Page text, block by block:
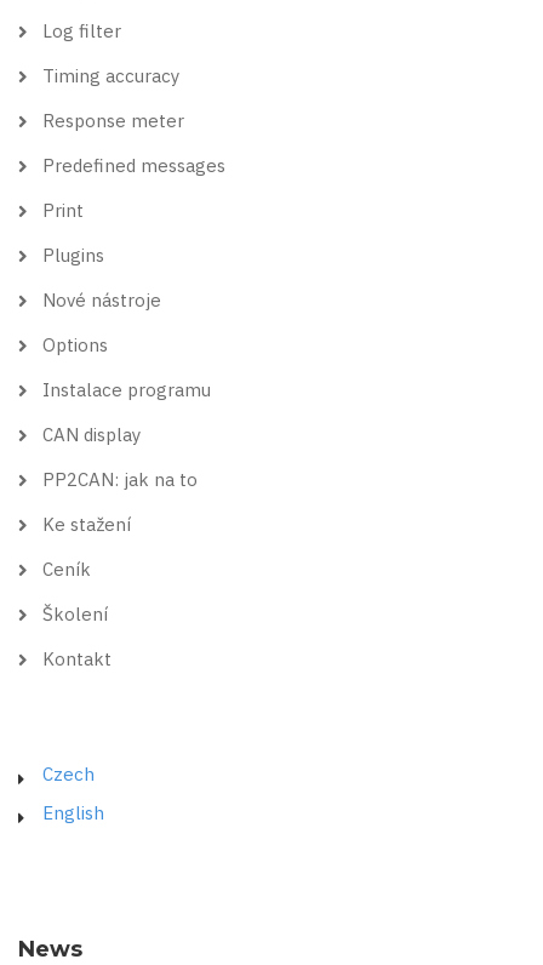
Log filter
Timing accuracy
Response meter
Predefined messages
Print
Plugins
Nové nástroje
Options
Instalace programu
CAN display
PP2CAN: jak na to
Ke stažení
Ceník
Školení
Kontakt
Czech
English
News